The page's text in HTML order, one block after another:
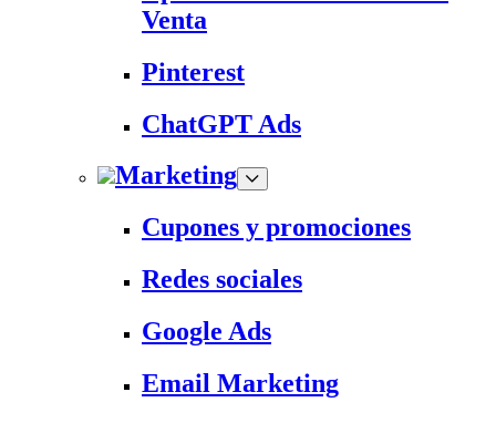
Venta
Pinterest
ChatGPT Ads
Marketing
Cupones y promociones
Redes sociales
Google Ads
Email Marketing